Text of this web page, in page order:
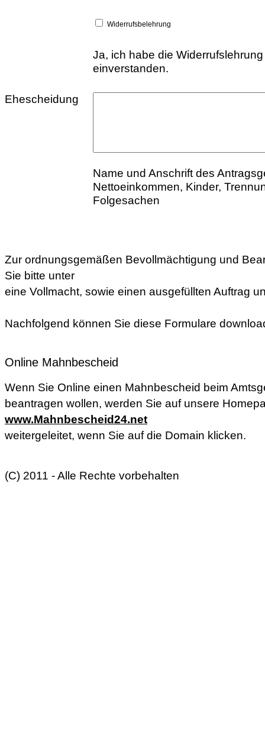
Widerrufsbelehrung
Ja, ich habe die
einverstanden.
Ehescheidung
Name und Anschrift des
Nettoeinkommen, Kinder,
Folgesachen
Zur ordnungsgemäßen Bevollmächtigung und
Sie bitte unter
eine Vollmacht, sowie einen ausgefüllten Auftrag
Nachfolgend können Sie diese Formulare
Online Mahnbescheid
Wenn Sie Online einen Mahnbescheid beim
beantragen wollen, werden Sie auf unsere
www.Mahnbescheid24.net
weitergeleitet, wenn Sie auf die Domain klicken.
(C) 2011 - Alle Rechte vorbehalten